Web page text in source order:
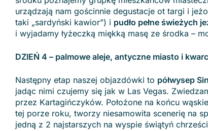
urządzają nam gościnnie degustacje ot targi i
taki „sardyński kawior”) i pudło pełne świeżych
i wyjadamy łyżeczką miękką masę ze środka –
DZIEŃ 4 – palmowe aleje, antyczne miasto i
Następny etap naszej objazdówki to półwysep
jadąc nimi czujemy się jak w Las Vegas.
przez Kartagińczyków. Położone na końcu
tej porze roku, tworzy niesamowita scenerię na
jedną z 2 najstarszych na wyspie świątyń